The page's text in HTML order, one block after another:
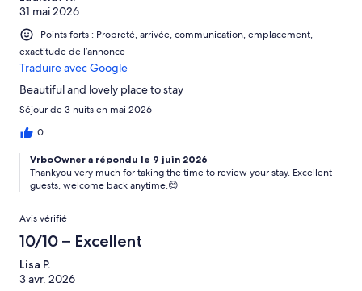
31 mai 2026
Points forts : Propreté, arrivée, communication, emplacement,
exactitude de l’annonce
Traduire avec Google
Beautiful and lovely place to stay
Séjour de 3 nuits en mai 2026
0
VrboOwner a répondu le 9 juin 2026
Thankyou very much for taking the time to review your stay. Excellent
guests, welcome back anytime.😊
Avis vérifié
10/10 – Excellent
Lisa P.
3 avr. 2026